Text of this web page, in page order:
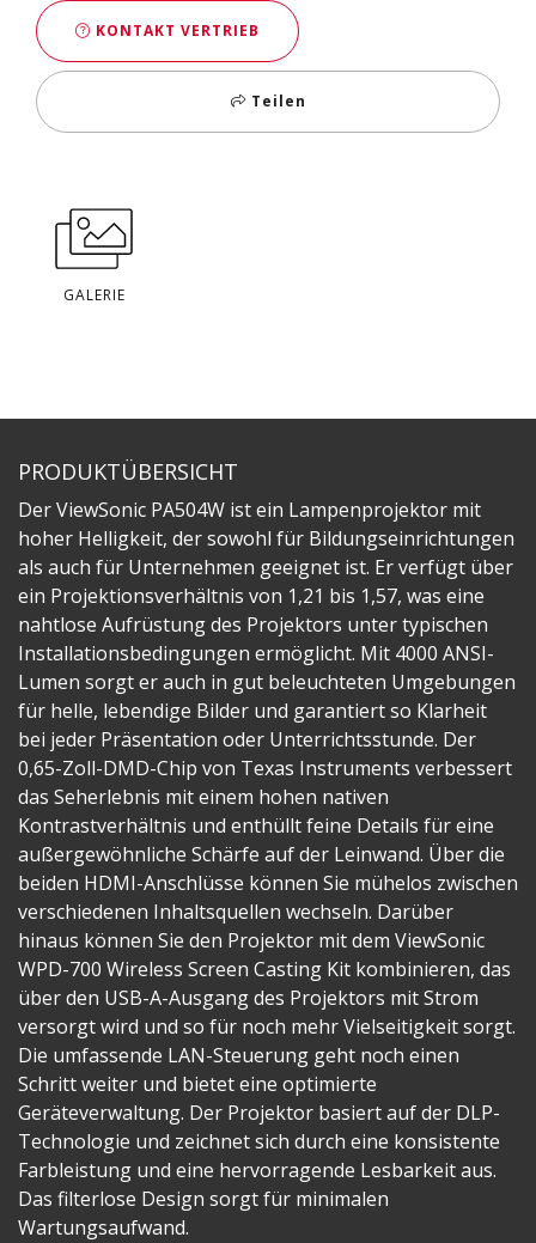
KONTAKT VERTRIEB
Teilen
GALERIE
PRODUKTÜBERSICHT
Der ViewSonic PA504W ist ein Lampenprojektor mit
hoher Helligkeit, der sowohl für Bildungseinrichtungen
als auch für Unternehmen geeignet ist. Er verfügt über
ein Projektionsverhältnis von 1,21 bis 1,57, was eine
nahtlose Aufrüstung des Projektors unter typischen
Installationsbedingungen ermöglicht. Mit 4000 ANSI-
Lumen sorgt er auch in gut beleuchteten Umgebungen
für helle, lebendige Bilder und garantiert so Klarheit
bei jeder Präsentation oder Unterrichtsstunde. Der
0,65-Zoll-DMD-Chip von Texas Instruments verbessert
das Seherlebnis mit einem hohen nativen
Kontrastverhältnis und enthüllt feine Details für eine
außergewöhnliche Schärfe auf der Leinwand. Über die
beiden HDMI-Anschlüsse können Sie mühelos zwischen
verschiedenen Inhaltsquellen wechseln. Darüber
hinaus können Sie den Projektor mit dem ViewSonic
WPD-700 Wireless Screen Casting Kit kombinieren, das
über den USB-A-Ausgang des Projektors mit Strom
versorgt wird und so für noch mehr Vielseitigkeit sorgt.
Die umfassende LAN-Steuerung geht noch einen
Schritt weiter und bietet eine optimierte
Geräteverwaltung. Der Projektor basiert auf der DLP-
Technologie und zeichnet sich durch eine konsistente
Farbleistung und eine hervorragende Lesbarkeit aus.
Das filterlose Design sorgt für minimalen
Wartungsaufwand.